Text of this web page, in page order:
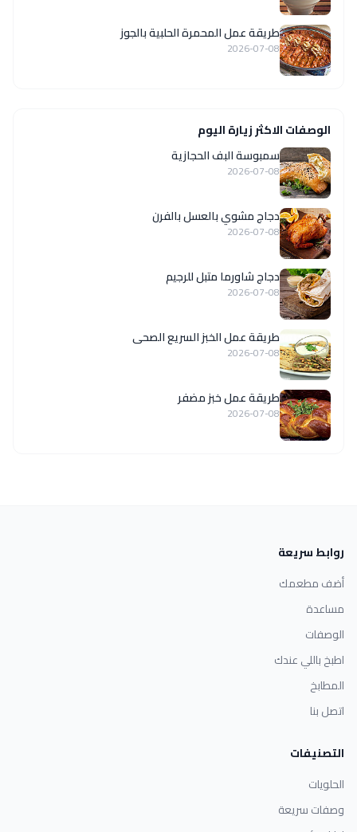
طريقة عمل المحمرة الحلبية بالجوز
2026-07-08
الوصفات الاكثر زيارة اليوم
سمبوسة البف الحجازية
2026-07-08
دجاج مشوي بالعسل بالفرن
2026-07-08
دجاج شاورما متبل للرجيم
2026-07-08
طريقة عمل الخبز السريع الصحى
2026-07-08
طريقة عمل خبز مضفر
2026-07-08
روابط سريعة
أضف مطعمك
مساعدة
الوصفات
اطبخ باللي عندك
المطابخ
اتصل بنا
التصنيفات
الحلويات
وصفات سريعة